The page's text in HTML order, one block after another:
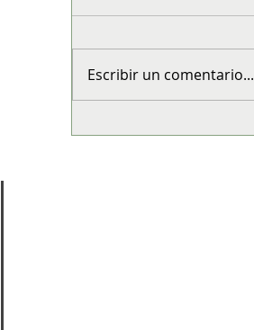
Escribir un comentario...